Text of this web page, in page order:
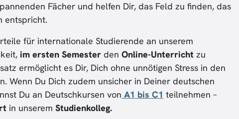
Fächer und helfen Dir, das Feld zu finden, das
entspricht.
für internationale Studierende an unserem
im ersten Semester den Online-Unterricht zu
ermöglicht es Dir, Dich ohne unnötigen Stress in den
Wenn Du Dich zudem unsicher in Deiner deutschen
Du an Deutschkursen von A1 bis C1 teilnehmen –
in unserem Studienkolleg.